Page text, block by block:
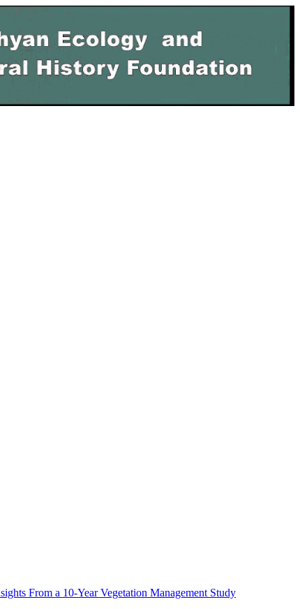
From a 10-Year Vegetation Management Study